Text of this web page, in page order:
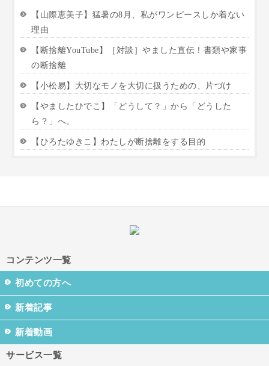
【山際恵美子】猛暑の8月、私がワンピースしか着ない
理由
【断捨離YouTube】［対談］やました直伝！書類や家事
の断捨離
【小松易】大切なモノを大切に扱うための、片づけ
【やましたひでこ】「どうして？」から「どうした
ら？」へ。
【ひろたゆきこ】わたしが断捨離をする目的
コンテンツ一覧
初めての方へ
新着記事
新着動画
サービス一覧